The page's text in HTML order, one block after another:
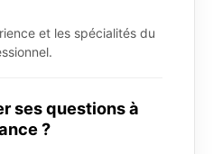
et les spécialités du
ses questions à
?